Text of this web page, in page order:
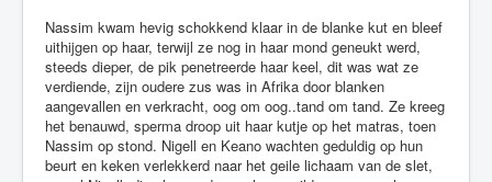
Nassim kwam hevig schokkend klaar in de blanke kut en bleef
uithijgen op haar, terwijl ze nog in haar mond geneukt werd,
steeds dieper, de pik penetreerde haar keel, dit was wat ze
verdiende, zijn oudere zus was in Afrika door blanken
aangevallen en verkracht, oog om oog..tand om tand. Ze kreeg
het benauwd, sperma droop uit haar kutje op het matras, toen
Nassim op stond. Nigell en Keano wachten geduldig op hun
beurt en keken verlekkerd naar het geile lichaam van de slet,